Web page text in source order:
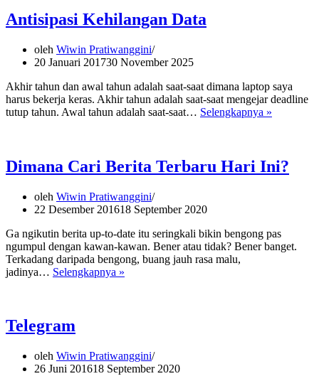
Antisipasi Kehilangan Data
oleh Wiwin Pratiwanggini
20 Januari 201730 November 2025
Akhir tahun dan awal tahun adalah saat-saat dimana laptop saya
harus bekerja keras. Akhir tahun adalah saat-saat mengejar deadline
tutup tahun. Awal tahun adalah saat-saat… Selengkapnya »
Dimana Cari Berita Terbaru Hari Ini?
oleh Wiwin Pratiwanggini
22 Desember 201618 September 2020
Ga ngikutin berita up-to-date itu seringkali bikin bengong pas
ngumpul dengan kawan-kawan. Bener atau tidak? Bener banget.
Terkadang daripada bengong, buang jauh rasa malu,
jadinya… Selengkapnya »
Telegram
oleh Wiwin Pratiwanggini
26 Juni 201618 September 2020